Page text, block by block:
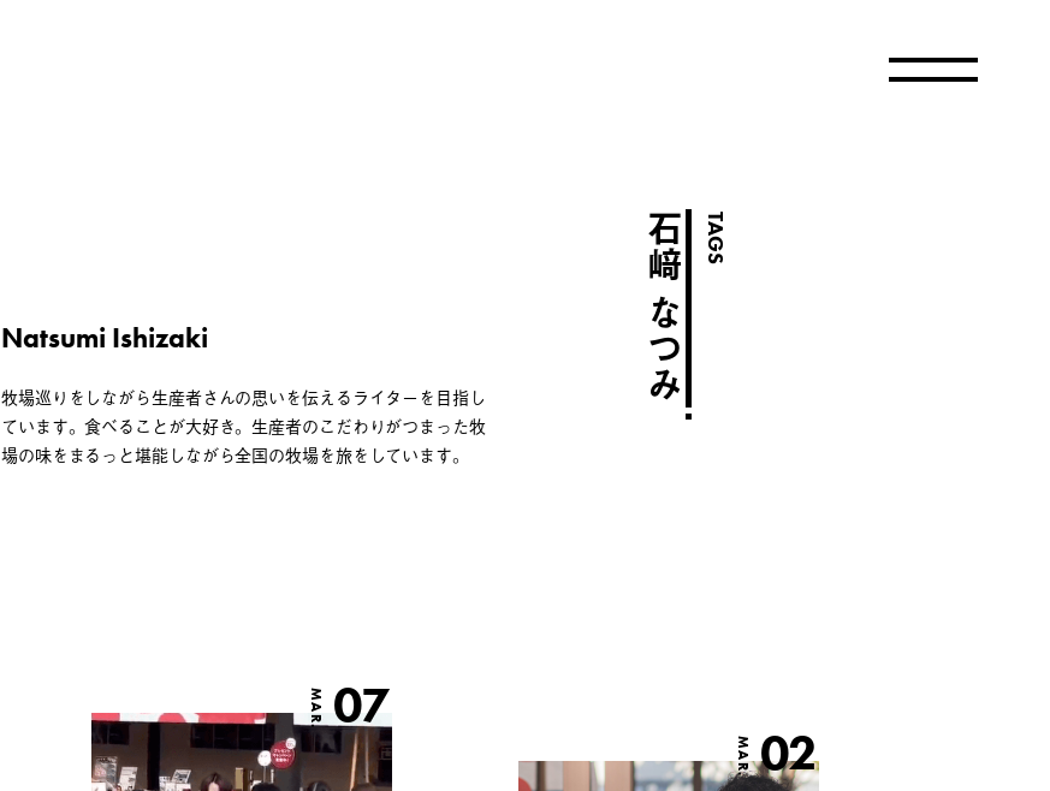
TAGS
石﨑 なつみ
Natsumi Ishizaki
牧場巡りをしながら生産者さんの思いを伝えるライターを目指し
ています。食べることが大好き。生産者のこだわりがつまった牧
場の味をまるっと堪能しながら全国の牧場を旅をしています。
MAR. 07
MAR.02